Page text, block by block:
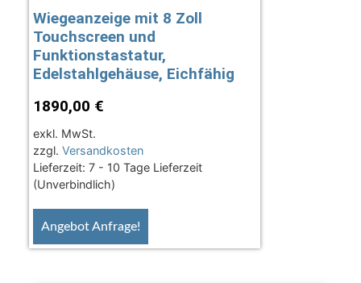
Wiegeanzeige mit 8 Zoll
Touchscreen und
Funktionstastatur,
Edelstahlgehäuse, Eichfähig
1890,00 €
exkl. MwSt.
zzgl. Versandkosten
Lieferzeit: 7 - 10 Tage Lieferzeit
(Unverbindlich)
Angebot Anfrage!